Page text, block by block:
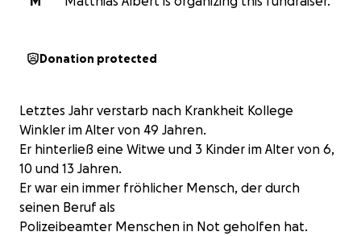
Donation protected
Letztes Jahr verstarb nach Krankheit Kollege
Winkler im Alter von 49 Jahren.
Er hinterließ eine Witwe und 3 Kinder im Alter von 6,
10 und 13 Jahren.
Er war ein immer fröhlicher Mensch, der durch
seinen Beruf als
Polizeibeamter Menschen in Not geholfen hat.